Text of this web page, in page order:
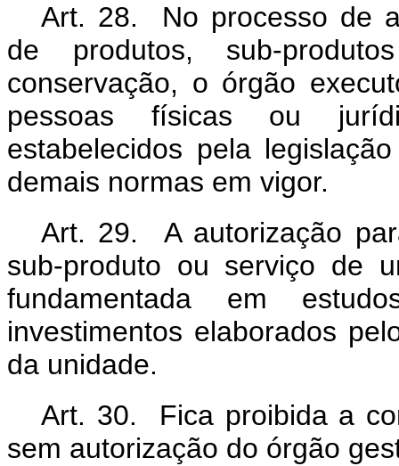
Art. 28. No processo de
de produtos, sub-
conservação, o órgão
pessoas físicas ou
estabelecidos pela
demais normas em vigor.
Art. 29. A autorização
sub-produto ou serviço de
fundamentada em
investimentos elaborados
da unidade.
Art. 30. Fica proibida a
sem autorização do órgão